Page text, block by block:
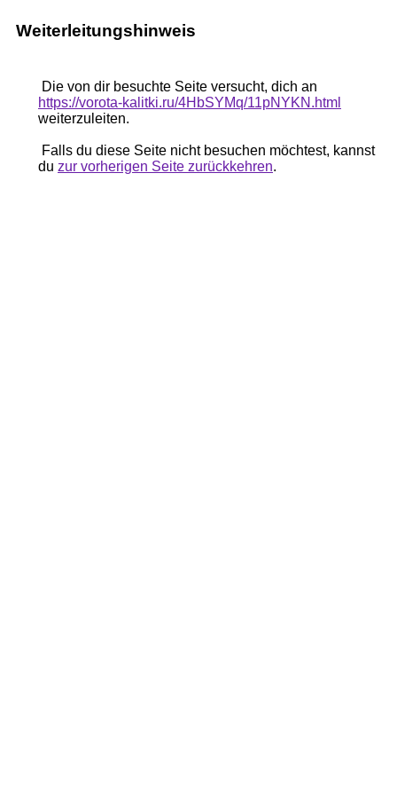
Weiterleitungshinweis
Die von dir besuchte Seite versucht, dich an
https://vorota-kalitki.ru/4HbSYMq/11pNYKN.html
weiterzuleiten.
Falls du diese Seite nicht besuchen möchtest, kannst
du zur vorherigen Seite zurückkehren.